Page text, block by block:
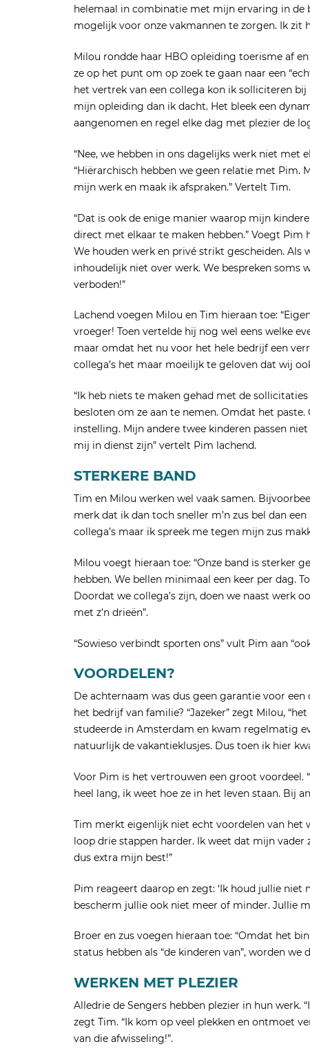
helemaal in combinatie met mijn ervaring in de
mogelijk voor onze vakmannen te zorgen. Ik zit
Milou rondde haar HBO opleiding toerisme af
ze op het punt om op zoek te gaan naar een
het vertrek van een collega kon ik solliciteren
mijn opleiding dan ik dacht. Het bleek een
aangenomen en regel elke dag met plezier de
“Nee, we hebben in ons dagelijks werk niet met
“Hiërarchisch hebben we geen relatie met
mijn werk en maak ik afspraken.” Vertelt Tim.
“Dat is ook de enige manier waarop mijn
direct met elkaar te maken hebben.” Voegt Pim
We houden werk en privé strikt gescheiden. Als
inhoudelijk niet over werk. We bespreken soms
verboden!”
Lachend voegen Milou en Tim hieraan toe:
vroeger! Toen vertelde hij nog wel eens welke
maar omdat het nu voor het hele bedrijf een
collega’s het maar moeilijk te geloven dat wij
“Ik heb niets te maken gehad met de
besloten om ze aan te nemen. Omdat het
instelling. Mijn andere twee kinderen passen
mij in dienst zijn” vertelt Pim lachend.
STERKERE BAND
Tim en Milou werken wel vaak samen.
merk dat ik dan toch sneller m’n zus bel dan
collega’s maar ik spreek me tegen mijn zus
Milou voegt hieraan toe: “Onze band is sterker
hebben. We bellen minimaal een keer per dag.
Doordat we collega’s zijn, doen we naast werk
met z’n drieën”.
“Sowieso verbindt sporten ons” vult Pim aan
VOORDELEN?
De achternaam was dus geen garantie voor
het bedrijf van familie? “Jazeker” zegt Milou,
studeerde in Amsterdam en kwam regelmatig
natuurlijk de vakantieklusjes. Dus toen ik hier
Voor Pim is het vertrouwen een groot voordeel.
heel lang, ik weet hoe ze in het leven staan. Bij
Tim merkt eigenlijk niet echt voordelen van het
loop drie stappen harder. Ik weet dat mijn
dus extra mijn best!”
Pim reageert daarop en zegt: ‘Ik houd jullie niet
bescherm jullie ook niet meer of minder. Jullie
Broer en zus voegen hieraan toe: “Omdat het
status hebben als “de kinderen van”, worden we
WERKEN MET PLEZIER
Alledrie de Sengers hebben plezier in hun werk.
zegt Tim. “Ik kom op veel plekken en ontmoet
van die afwisseling!”.